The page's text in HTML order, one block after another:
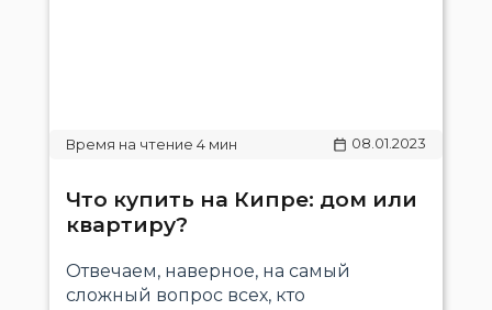
08.01.2023
Что купить на Кипре: дом или
квартиру?
Отвечаем, наверное, на самый
сложный вопрос всех, кто